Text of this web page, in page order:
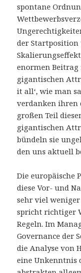
spontane
der Startposition
enormen
gigantischen
it all‘, wie man
verdanken ihren
großen Teil
gigantischen
bündeln sie
den uns aktuell
Die europäische
diese Vor- und
sehr viel
spricht richtiger
Regeln. Im
Governance der
die Analyse von
eine Unkenntnis